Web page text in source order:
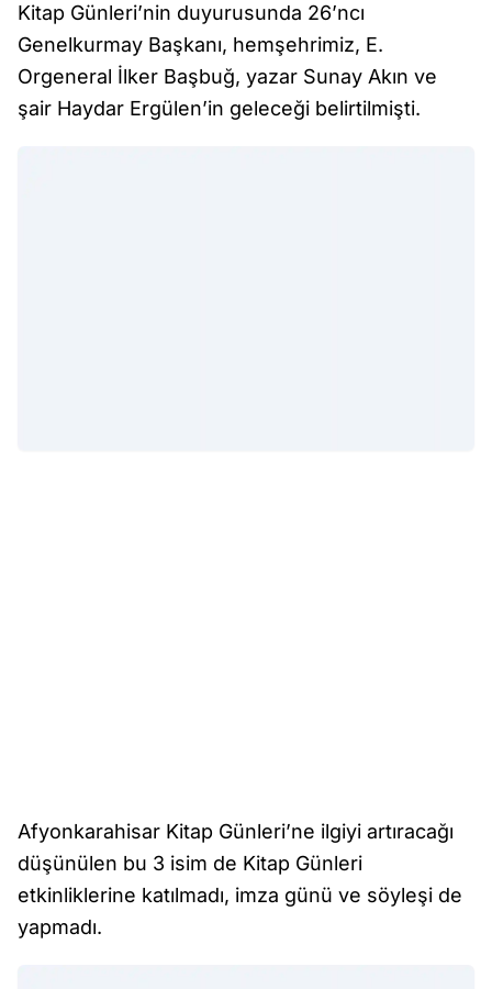
Kitap Günleri’nin duyurusunda 26’ncı
Genelkurmay Başkanı, hemşehrimiz, E.
Orgeneral İlker Başbuğ, yazar Sunay Akın ve
şair Haydar Ergülen’in geleceği belirtilmişti.
Afyonkarahisar Kitap Günleri’ne ilgiyi artıracağı
düşünülen bu 3 isim de Kitap Günleri
etkinliklerine katılmadı, imza günü ve söyleşi de
yapmadı.